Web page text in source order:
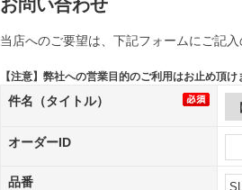
お問い合わせ
当店へのご要望は、下記フォームにご記入
【注意】弊社への営業目的のご利用はお止め頂け
件名（タイトル）
オーダーID
品番